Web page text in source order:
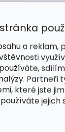
a
Partneři
které jste
jejich